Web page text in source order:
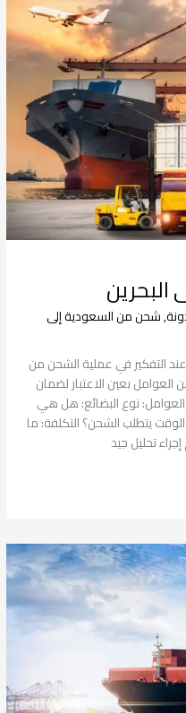
,شحن من السعودية إلى
التفكير في عملية الشحن من
العوامل بعين الاعتبار لضمان
نوع البضائع: هل هي
يتطلب الشحن؟ التكلفة: ما
تحليل جيد